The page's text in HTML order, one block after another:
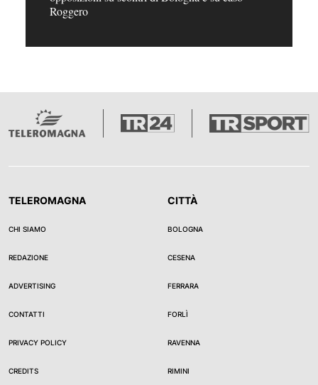
Roggero
TELEROMAGNA
CHI SIAMO
REDAZIONE
ADVERTISING
CONTATTI
PRIVACY POLICY
CREDITS
CITTÀ
BOLOGNA
CESENA
FERRARA
FORLÌ
RAVENNA
RIMINI